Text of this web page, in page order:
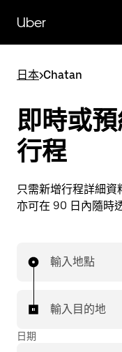
Uber
日本>Chatan
即時或
行程
只需新增行程詳細
亦可在 90 日內隨時
輸入地點
輸入目的地
日期